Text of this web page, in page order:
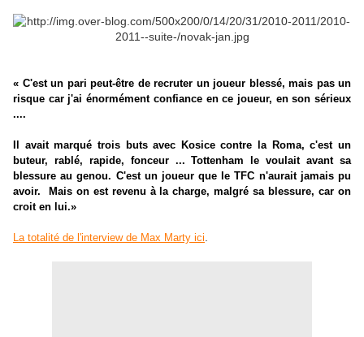
« C'est un pari peut-être de recruter un joueur blessé, mais pas un
risque car j'ai énormément confiance en ce joueur, en son sérieux
....
Il avait marqué trois buts avec Kosice contre la Roma, c'est un
buteur, rablé, rapide, fonceur ... Tottenham le voulait avant sa
blessure au genou. C'est un joueur que le TFC n'aurait jamais pu
avoir. Mais on est revenu à la charge, malgré sa blessure, car on
croit en lui.»
La totalité de l'interview de Max Marty ici